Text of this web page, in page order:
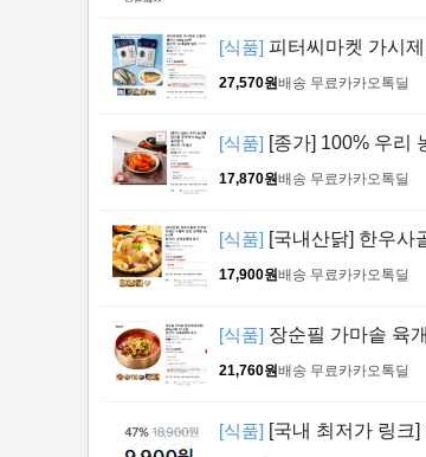
[식품] 피터씨마켓 가시
27,570원배송 무료카카오톡딜
[식품] [종가] 100% 우리
17,870원배송 무료카카오톡딜
[식품] [국내산닭] 한우사
17,900원배송 무료카카오톡딜
[식품] 장순필 가마솥 육
21,760원배송 무료카카오톡딜
[식품] [국내 최저가 링크